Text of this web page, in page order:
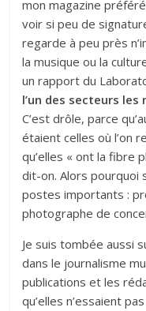
mon magazine
voir si peu de
regarde à peu près
la musique ou la
un rapport du
l’un des secteurs
C’est drôle, parce
étaient celles où l’on
qu’elles « ont la fibre
dit-on. Alors pourquoi
postes importants :
photographe de
Je suis tombée aussi
dans le journalisme
publications et les
qu’elles n’essaient